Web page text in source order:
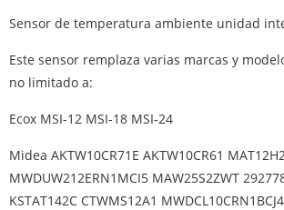
Sensor de temperatura ambiente unidad
Este sensor remplaza varias marcas y
no limitado a:
Ecox MSI-12 MSI-18 MSI-24
Midea AKTW10CR71E AKTW10CR61
MWDUW212ERN1MCI5 MAW25S2ZWT
KSTAT142C CTWMS12A1